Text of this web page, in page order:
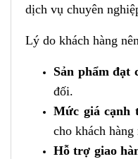
dịch vụ chuyên
Lý do khách hàng
Sản phẩm đạt
đối.
Mức giá cạnh
cho khách
Hỗ trợ giao